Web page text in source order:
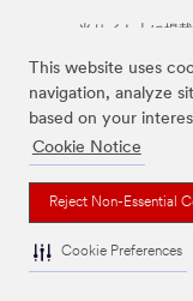
This website uses
navigation, analyze
based on your
Cookie Notice
Reject Non-Essential
Cookie Preferences
当サイト上に掲